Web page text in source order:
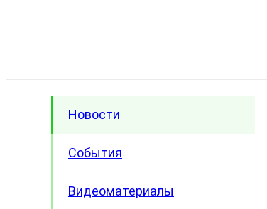
Новости
События
Видеоматериалы